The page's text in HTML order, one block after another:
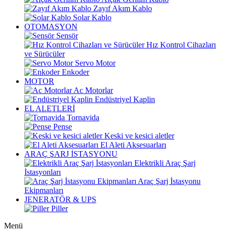
Zayıf Akım Kablo
Solar Kablo
OTOMASYON
Sensör
Hız Kontrol Cihazları
ve Sürücüler
Servo Motor
Enkoder
MOTOR
Ac Motorlar
Endüstriyel Kaplin
EL ALETLERİ
Tornavida
Pense
Keski ve kesici aletler
El Aleti Aksesuarları
ARAÇ ŞARJ İSTASYONU
Elektrikli Araç Şarj
İstasyonları
Araç Şarj İstasyonu
Ekipmanları
JENERATÖR & UPS
Piller
Menü